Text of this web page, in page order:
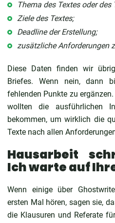
Thema des Textes oder des
Ziele des Textes;
Deadline der Erstellung;
zusätzliche Anforderungen
Diese Daten finden wir
Briefes. Wenn nein, dann
fehlenden Punkte zu ergänzen.
wollten die ausführlichen
bekommen, um wirklich die
Texte nach allen
Hausarbeit
Ich warte auf
Wenn einige über
ersten Mal hören, sagen sie,
die Klausuren und Referate